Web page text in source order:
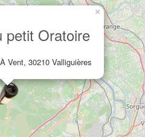
petit Oratoire
Vent, 30210 Valliguières
×